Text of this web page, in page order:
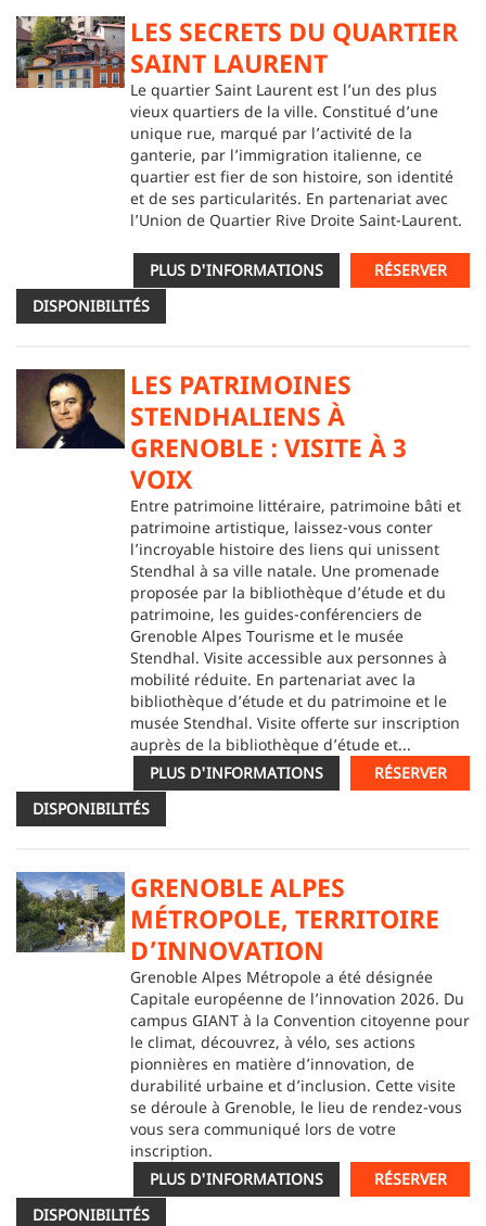
LES SECRETS DU QUARTIER
SAINT LAURENT
Le quartier Saint Laurent est l’un des plus
vieux quartiers de la ville. Constitué d’une
unique rue, marqué par l’activité de la
ganterie, par l’immigration italienne, ce
quartier est fier de son histoire, son identité
et de ses particularités. En partenariat avec
l’Union de Quartier Rive Droite Saint-Laurent.
PLUS D'INFORMATIONS
RÉSERVER
DISPONIBILITÉS
LES PATRIMOINES
STENDHALIENS À
GRENOBLE : VISITE À 3
VOIX
Entre patrimoine littéraire, patrimoine bâti et
patrimoine artistique, laissez-vous conter
l’incroyable histoire des liens qui unissent
Stendhal à sa ville natale. Une promenade
proposée par la bibliothèque d’étude et du
patrimoine, les guides-conférenciers de
Grenoble Alpes Tourisme et le musée
Stendhal. Visite accessible aux personnes à
mobilité réduite. En partenariat avec la
bibliothèque d’étude et du patrimoine et le
musée Stendhal. Visite offerte sur inscription
auprès de la bibliothèque d’étude et...
PLUS D'INFORMATIONS
RÉSERVER
DISPONIBILITÉS
GRENOBLE ALPES
MÉTROPOLE, TERRITOIRE
D’INNOVATION
Grenoble Alpes Métropole a été désignée
Capitale européenne de l’innovation 2026. Du
campus GIANT à la Convention citoyenne pour
le climat, découvrez, à vélo, ses actions
pionnières en matière d’innovation, de
durabilité urbaine et d’inclusion. Cette visite
se déroule à Grenoble, le lieu de rendez-vous
vous sera communiqué lors de votre
inscription.
PLUS D'INFORMATIONS
RÉSERVER
DISPONIBILITÉS